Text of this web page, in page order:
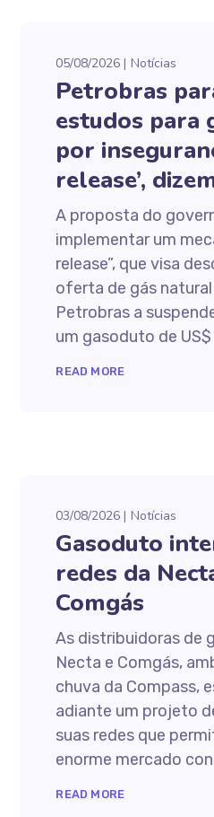
05/08/2026 Notícias
Petrobras
estudos para
por
release’,
A proposta do
implementar um
release”, que visa
oferta de gás natural
Petrobras a
um gasoduto de US$
READ MORE
03/08/2026 Notícias
Gasoduto
redes da
Comgás
As distribuidoras de
Necta e Comgás,
chuva da Compass,
adiante um projeto
suas redes que
enorme mercado
READ MORE